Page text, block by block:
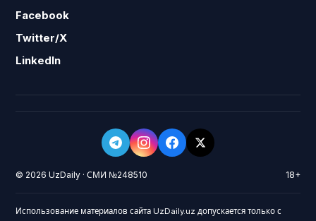
Facebook
Twitter/X
LinkedIn
© 2026 UzDaily · СМИ №248510 18+
Использование материалов сайта UzDaily.uz допускается только с